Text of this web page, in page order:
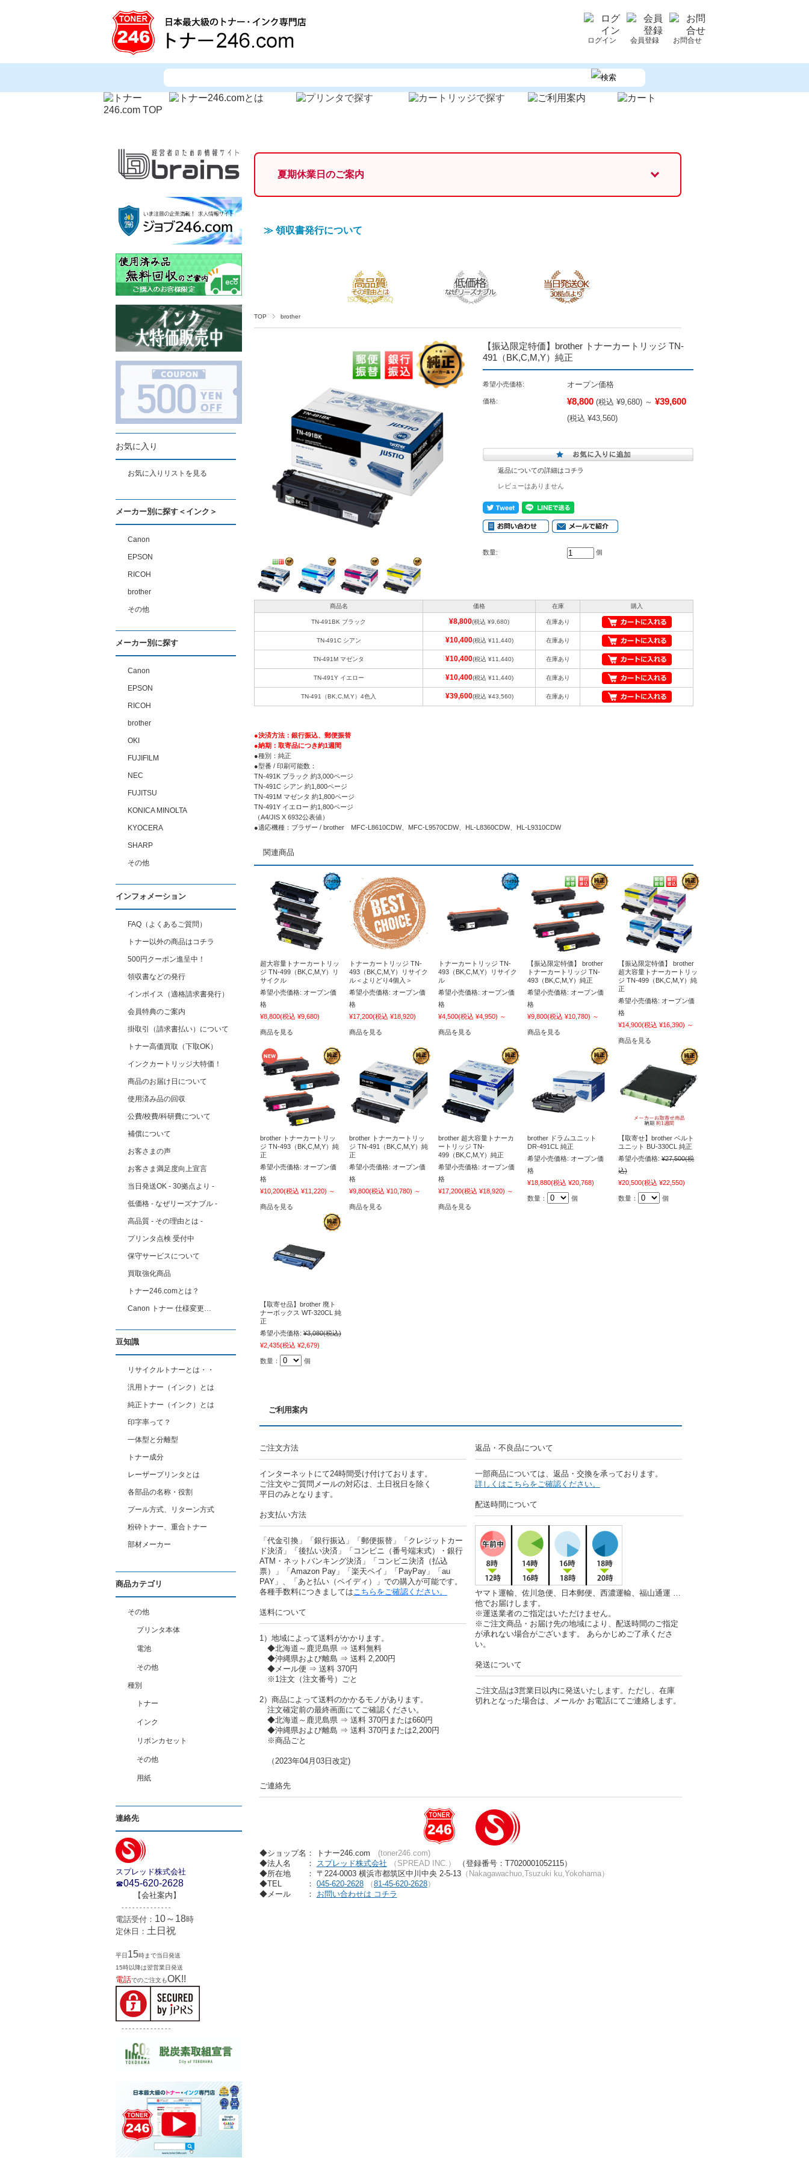
ログイン 会員登録 お問合せ
夏期休業日のご案内
≫ 領収書発行について
TOP brother
【振込限定特価】brother トナーカートリッジ TN-
491（BK,C,M,Y）純正
希望小売価格: オープン価格
価格: ¥8,800 (税込 ¥9,680) ～ ¥39,600
(税込 ¥43,560)
返品についての詳細はコチラ
レビューはありません
数量: 個
商品名 価格 在庫 購入
TN-491BK ブラック ¥8,800(税込 ¥9,680) 在庫あり
TN-491C シアン ¥10,400(税込 ¥11,440) 在庫あり
TN-491M マゼンタ ¥10,400(税込 ¥11,440) 在庫あり
TN-491Y イエロー ¥10,400(税込 ¥11,440) 在庫あり
TN-491（BK,C,M,Y）4色入 ¥39,600(税込 ¥43,560) 在庫あり
●決済方法：銀行振込、郵便振替
●納期：取寄品につき約1週間
●種別：純正
●型番 / 印刷可能数：
TN-491K ブラック 約3,000ページ
TN-491C シアン 約1,800ページ
TN-491M マゼンタ 約1,800ページ
TN-491Y イエロー 約1,800ページ
（A4/JIS X 6932公表値）
●適応機種：ブラザー / brother MFC-L8610CDW、MFC-L9570CDW、HL-L8360CDW、HL-L9310CDW
関連商品
超大容量トナーカートリッ
ジ TN-499（BK,C,M,Y）リ
サイクル
希望小売価格: オープン価
格
¥8,800(税込 ¥9,680)
商品を見る
トナーカートリッジ TN-
493（BK,C,M,Y）リサイク
ル＜よりどり4個入＞
希望小売価格: オープン価
格
¥17,200(税込 ¥18,920)
商品を見る
トナーカートリッジ TN-
493（BK,C,M,Y）リサイク
ル
希望小売価格: オープン価
格
¥4,500(税込 ¥4,950) ～
商品を見る
【振込限定特価】 brother
トナーカートリッジ TN-
493（BK,C,M,Y）純正
希望小売価格: オープン価
格
¥9,800(税込 ¥10,780) ～
商品を見る
【振込限定特価】 brother
超大容量トナーカートリッ
ジ TN-499（BK,C,M,Y）純
正
希望小売価格: オープン価
格
¥14,900(税込 ¥16,390) ～
商品を見る
brother トナーカートリッ
ジ TN-493（BK,C,M,Y）純
正
希望小売価格: オープン価
格
¥10,200(税込 ¥11,220) ～
商品を見る
brother トナーカートリッ
ジ TN-491（BK,C,M,Y）純
正
希望小売価格: オープン価
格
¥9,800(税込 ¥10,780) ～
商品を見る
brother 超大容量トナーカ
ートリッジ TN-
499（BK,C,M,Y）純正
希望小売価格: オープン価
格
¥17,200(税込 ¥18,920) ～
商品を見る
brother ドラムユニット
DR-491CL 純正
希望小売価格: オープン価
格
¥18,880(税込 ¥20,768)
数量： 個
【取寄せ】brother ベルト
ユニット BU-330CL 純正
希望小売価格: ¥27,500(税
込)
¥20,500(税込 ¥22,550)
数量： 個
【取寄せ品】brother 廃ト
ナーボックス WT-320CL 純
正
希望小売価格: ¥3,080(税込)
¥2,435(税込 ¥2,679)
数量： 個
ご利用案内
ご注文方法
インターネットにて24時間受け付けております。
ご注文やご質問メールの対応は、土日祝日を除く
平日のみとなります。
お支払い方法
「代金引換」「銀行振込」「郵便振替」「クレジットカー
ド決済」「後払い決済」「コンビニ（番号端末式）・銀行
ATM・ネットバンキング決済」「コンビニ決済（払込
票）」「Amazon Pay」「楽天ペイ」「PayPay」「au
PAY」、「あと払い（ペイディ）」での購入が可能です。
各種手数料につきましてはこちらをご確認ください。
送料について
1）地域によって送料がかかります。
◆北海道～鹿児島県 ⇒ 送料無料
◆沖縄県および離島 ⇒ 送料 2,200円
◆メール便 ⇒ 送料 370円
※1注文（注文番号）ごと
2）商品によって送料のかかるモノがあります。
注文確定前の最終画面にてご確認ください。
◆北海道～鹿児島県 ⇒ 送料 370円または660円
◆沖縄県および離島 ⇒ 送料 370円または2,200円
※商品ごと
（2023年04月03日改定)
返品・不良品について
一部商品については、返品・交換を承っております。
詳しくはこちらをご確認ください。
配送時間について
ヤマト運輸、佐川急便、日本郵便、西濃運輸、福山通運 …
他でお届けします。
※運送業者のご指定はいただけません。
※ご注文商品・お届け先の地域により、配送時間のご指定
が承れない場合がございます。 あらかじめご了承くださ
い。
発送について
ご注文品は3営業日以内に発送いたします。ただし、在庫
切れとなった場合は、メールか お電話にてご連絡します。
ご連絡先
◆ショップ名： トナー246.com (toner246.com)
◆法人名
： スプレッド株式会社 （SPREAD INC.）
（登録番号：T7020001052115）
◆所在地
： 〒224-0003 横浜市都筑区中川中央 2-5-13（Nakagawachuo,Tsuzuki ku,Yokohama）
◆TEL
： 045-620-2628 （81-45-620-2628）
◆メール
： お問い合わせは コチラ
お気に入り
お気に入りリストを見る
メーカー別に探す＜インク＞
Canon
EPSON
RICOH
brother
その他
メーカー別に探す
Canon
EPSON
RICOH
brother
OKI
FUJIFILM
NEC
FUJITSU
KONICA MINOLTA
KYOCERA
SHARP
その他
インフォメーション
FAQ（よくあるご質問）
トナー以外の商品はコチラ
500円クーポン進呈中！
領収書などの発行
インボイス（適格請求書発行）
会員特典のご案内
掛取引（請求書払い）について
トナー高価買取（下取OK）
インクカートリッジ大特価！
商品のお届け日について
使用済み品の回収
公費/校費/科研費について
補償について
お客さまの声
お客さま満足度向上宣言
当日発送OK - 30拠点より -
低価格 - なぜリーズナブル -
高品質 - その理由とは -
プリンタ点検 受付中
保守サービスについて
買取強化商品
トナー246.comとは？
Canon トナー 仕様変更…
豆知識
リサイクルトナーとは・・
汎用トナー（インク）とは
純正トナー（インク）とは
印字率って？
一体型と分離型
トナー成分
レーザープリンタとは
各部品の名称・役割
プール方式、リターン方式
粉砕トナー、重合トナー
部材メーカー
商品カテゴリ
その他
プリンタ本体
電池
その他
種別
トナー
インク
リボンカセット
その他
用紙
連絡先
スプレッド株式会社
☎045-620-2628
【会社案内 】
- - - - - - - - - - - - - -
電話受付： 10～18時
定休日： 土日祝
平日 15時まで当日発送
15時以降は翌営業日発送
電話でのご注文もOK!!
- - - - - - - - - - - - - -